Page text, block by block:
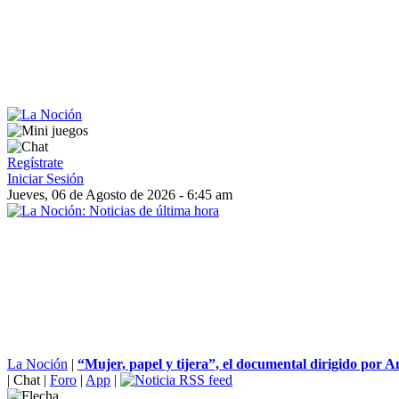
Regístrate
Iniciar Sesión
Jueves, 06 de Agosto de 2026 - 6:45 am
La Noción | “Mujer, papel y tijera”, el documental dirigido por
| Chat | Foro | App |